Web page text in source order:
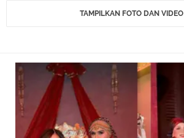
TAMPILKAN FOTO DAN VIDEO